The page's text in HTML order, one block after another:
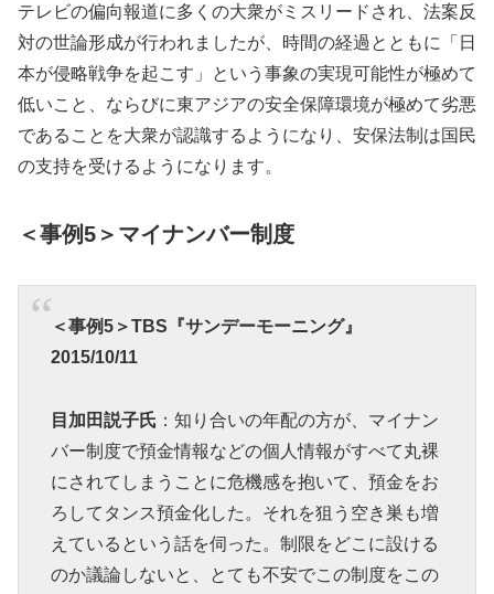
テレビの偏向報道に多くの大衆がミスリードされ、法案反
対の世論形成が行われましたが、時間の経過とともに「日
本が侵略戦争を起こす」という事象の実現可能性が極めて
低いこと、ならびに東アジアの安全保障環境が極めて劣悪
であることを大衆が認識するようになり、安保法制は国民
の支持を受けるようになります。
＜事例5＞マイナンバー制度
＜事例5＞TBS『サンデーモーニング』
2015/10/11
目加田説子氏 ：知り合いの年配の方が、マイナン
バー制度で預金情報などの個人情報がすべて丸裸
にされてしまうことに危機感を抱いて、預金をお
ろしてタンス預金化した。それを狙う空き巣も増
えているという話を伺った。制限をどこに設ける
のか議論しないと、とても不安でこの制度をこの